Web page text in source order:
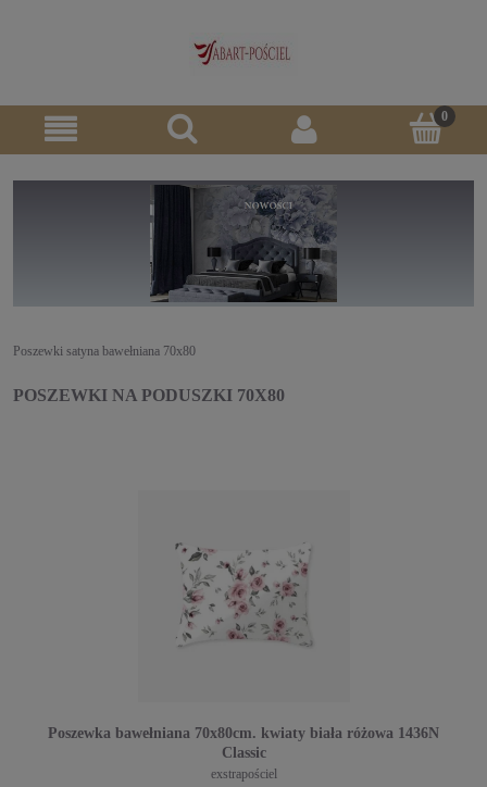
Poszewki satyna bawełniana 70x80
POSZEWKI NA PODUSZKI 70X80
Poszewka bawełniana 70x80cm. kwiaty biała różowa 1436N
Classic
exstrapościel